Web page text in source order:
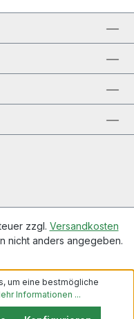
zzgl. Versandkosten
nicht anders angegeben.
um eine bestmögliche
Informationen ...